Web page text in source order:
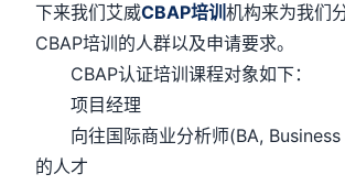
下来我们艾威CBAP培训机构来为我们
CBAP培训的人群以及申请要求。
CBAP认证培训课程对象如下：
项目经理
向往国际商业分析师(BA, Business
的人才